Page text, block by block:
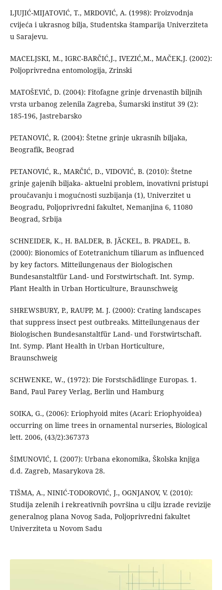
LJUJIĆ-MIJATOVIĆ, T., MRDOVIĆ, A. (1998): Proizvodnja
cvijeća i ukrasnog bilja, Studentska štamparija Univerziteta
u Sarajevu.
MACELJSKI, M., IGRC-BARČIĆ,J., IVEZIĆ,M., MAČEK,J. (2002):
Poljoprivredna entomologija, Zrinski
MATOŠEVIĆ, D. (2004): Fitofagne grinje drvenastih biljnih
vrsta urbanog zelenila Zagreba, Šumarski institut 39 (2):
185-196, Jastrebarsko
PETANOVIĆ, R. (2004): Štetne grinje ukrasnih biljaka,
Beografik, Beograd
PETANOVIĆ, R., MARČIĆ, D., VIDOVIĆ, B. (2010): Štetne
grinje gajenih biljaka- aktuelni problem, inovativni pristupi
proučavanju i mogućnosti suzbijanja (1), Univerzitet u
Beogradu, Poljoprivredni fakultet, Nemanjina 6, 11080
Beograd, Srbija
SCHNEIDER, K., H. BALDER, B. JÄCKEL, B. PRADEL, B.
(2000): Bionomics of Eotetranichum tiliarum as influenced
by key factors. Mitteilungenaus der Biologischen
Bundesanstaltfür Land- und Forstwirtschaft. Int. Symp.
Plant Health in Urban Horticulture, Braunschweig
SHREWSBURY, P., RAUPP, M. J. (2000): Crating landscapes
that suppress insect pest outbreaks. Mitteilungenaus der
Biologischen Bundesanstaltfür Land- und Forstwirtschaft.
Int. Symp. Plant Health in Urban Horticulture,
Braunschweig
SCHWENKE, W., (1972): Die Forstschädlinge Europas. 1.
Band, Paul Parey Verlag, Berlin und Hamburg
SOIKA, G., (2006): Eriophyoid mites (Acari: Eriophyoidea)
occurring on lime trees in ornamental nurseries, Biological
lett. 2006, (43/2):367373
ŠIMUNOVIĆ, I. (2007): Urbana ekonomika, Školska knjiga
d.d. Zagreb, Masarykova 28.
TIŠMA, A., NINIĆ-TODOROVIĆ, J., OGNJANOV, V. (2010):
Studija zelenih i rekreativnih površina u cilju izrade revizije
generalnog plana Novog Sada, Poljoprivredni fakultet
Univerziteta u Novom Sadu